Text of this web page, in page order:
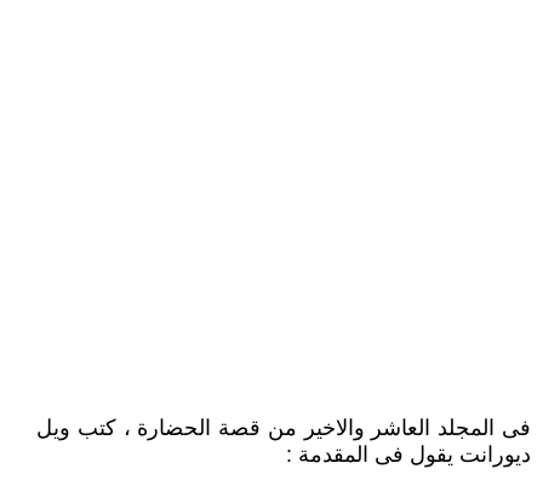
فى المجلد العاشر والاخير من قصة الحضارة ، كتب ويل
ديورانت يقول فى المقدمة :